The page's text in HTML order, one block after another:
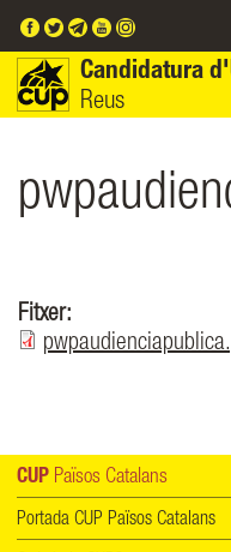
Candidatura
Reus
Fitxer:
CUP Països Catalans
Portada CUP Països Catalans